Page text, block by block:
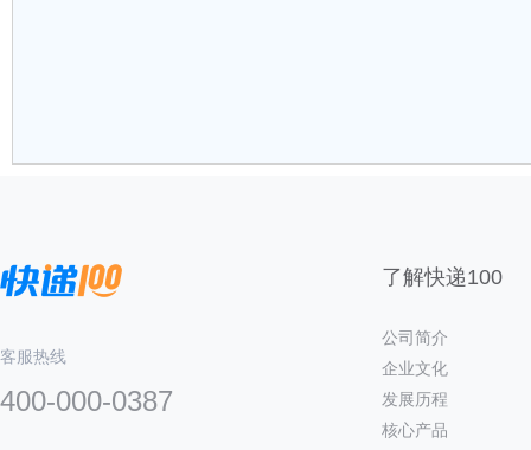
客服热线
400-000-0387
了解快递100
公司简介
企业文化
发展历程
核心产品